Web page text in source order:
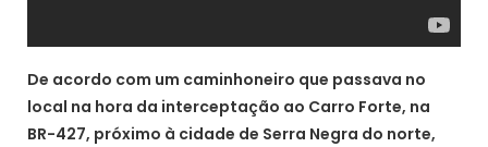
De acordo com um caminhoneiro que passava no
local na hora da interceptação ao Carro Forte, na
BR-427, próximo à cidade de Serra Negra do norte,